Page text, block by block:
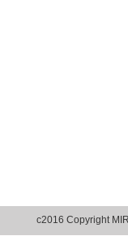
c2016 Copyright